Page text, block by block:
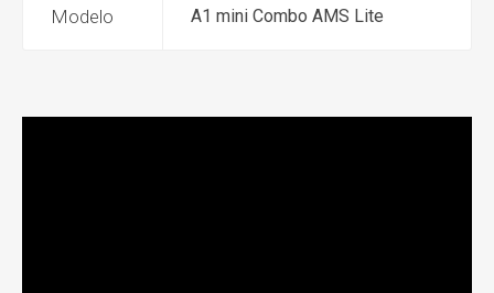
Modelo A1 mini Combo AMS Lite